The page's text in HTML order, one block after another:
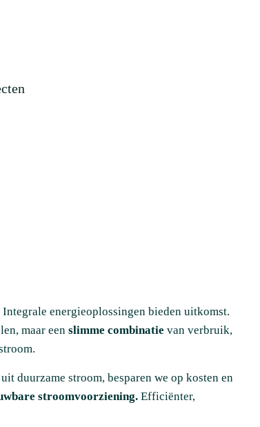
Integrale energieoplossingen bieden uitkomst.
maar een slimme combinatie van verbruik,
duurzame stroom, besparen we op kosten en
stroomvoorziening. Efficiënter,